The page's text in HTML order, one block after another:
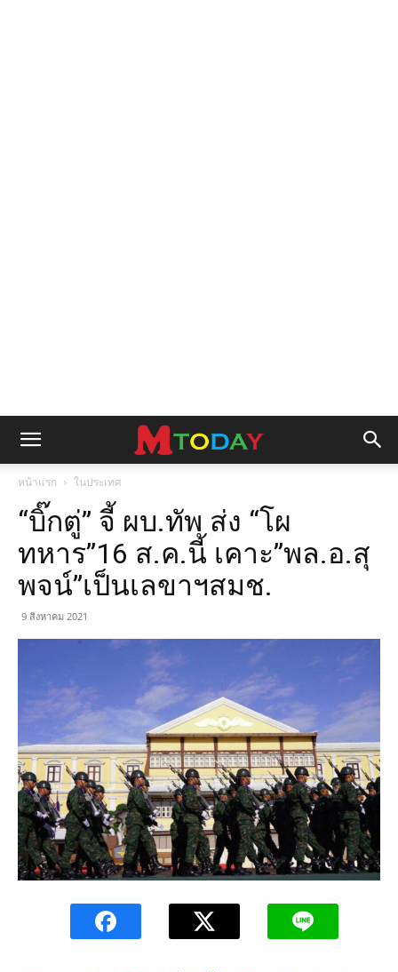
หน้าแรก ในประเทศ
“บิ๊กตู่” จี้ ผบ.ทัพ ส่ง “โผ
ทหาร”16 ส.ค.นี้ เคาะ”พล.อ.สุ
พจน์”เป็นเลขาฯสมช.
9 สิงหาคม 2021